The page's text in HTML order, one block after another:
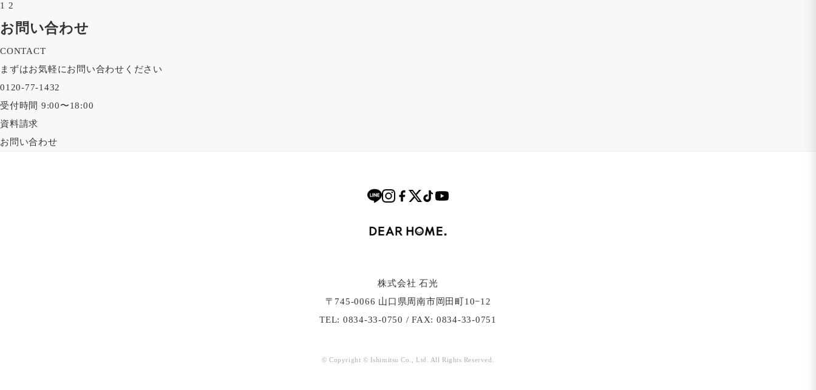
1
2
お問い合わせ
CONTACT
まずはお気軽にお問い合わせください
0120-77-1432
受付時間 9:00〜18:00
資料請求
お問い合わせ
株式会社 石光
〒745-0066 ⼭⼝県周南市岡⽥町10−12
TEL: 0834-33-0750 / FAX: 0834-33-0751
© Copyright © Ishimitsu Co., Ltd. All Rights Reserved.